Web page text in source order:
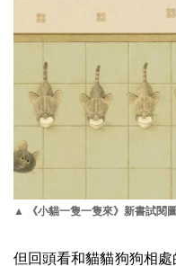
▲ 《小貓一隻一隻來》新書試閱圖
但回頭看和貓貓狗狗相